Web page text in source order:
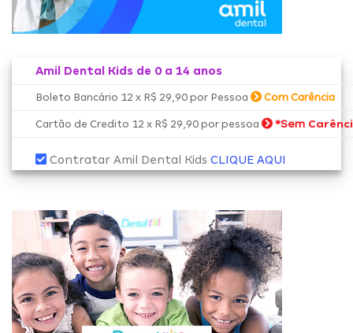
Amil Dental Kids de 0 a 14 anos
Boleto Bancário 12 x R$ 29,90 por Pessoa Com Carência
Cartão de Credito 12 x R$ 29,90 por pessoa *Sem
Contratar Amil Dental Kids CLIQUE AQUI